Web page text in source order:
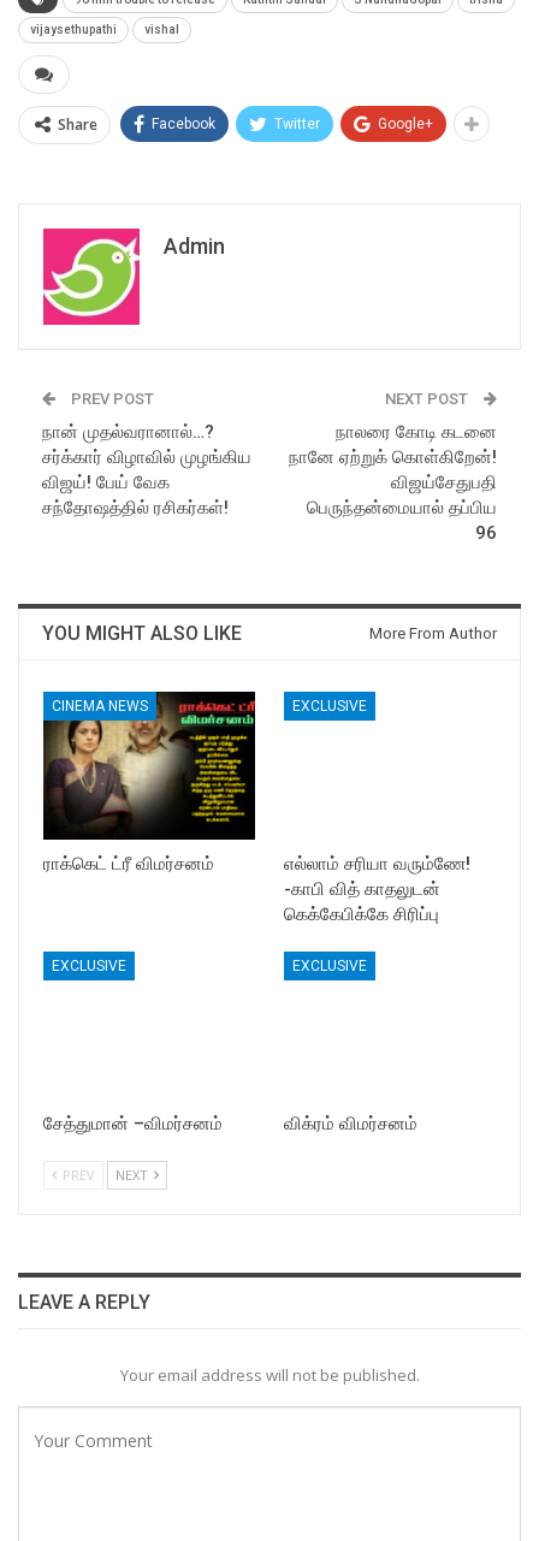
vijaysethupathi vishal
Share Facebook Twitter Google+
Admin
PREV POST
நான் முதல்வரானால்…?
சர்க்கார் விழாவில் முழங்கிய
விஜய்! பேய் வேக
சந்தோஷத்தில் ரசிகர்கள்!
NEXT POST
நாலரை கோடி கடனை
நானே ஏற்றுக் கொள்கிறேன்!
விஜய்சேதுபதி
பெருந்தன்மையால் தப்பிய
96
YOU MIGHT ALSO LIKE More From Author
CINEMA NEWS
ராக்கெட் ட்ரீ விமர்சனம்
EXCLUSIVE
எல்லாம் சரியா வரும்ணே!
-காபி வித் காதலுடன்
கெக்கேபிக்கே சிரிப்பு
EXCLUSIVE
சேத்துமான் –விமர்சனம்
EXCLUSIVE
விக்ரம் விமர்சனம்
PREV NEXT
LEAVE A REPLY
Your email address will not be published.